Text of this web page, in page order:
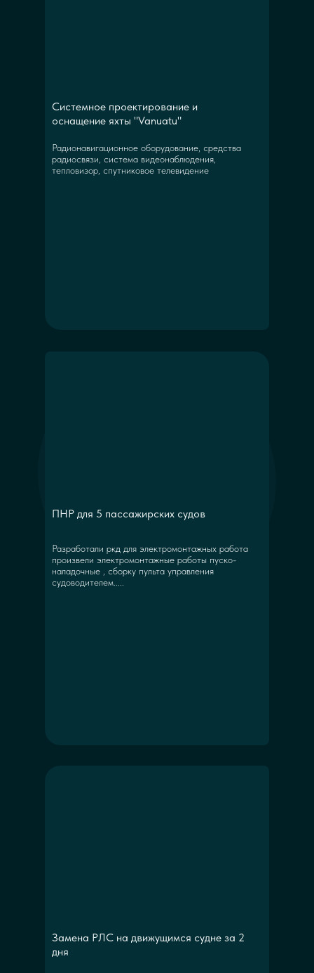
Замена РЛС на движущимся судне за 2
дня
Разработали ркд для электромонтажных работа
произвели электромонтажные работы пуско-
наладочные , сборку пульта управления
судоводителем.....
ПНР для 5 пассажирских судов
Радионавигационное оборудование, средства
радиосвязи, система видеонаблюдения,
тепловизор, спутниковое телевидение
Системное проектирование и
оснащение яхты "Vanuatu"